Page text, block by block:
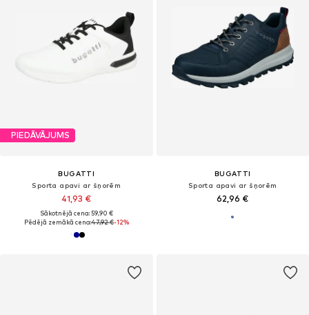
PIEDĀVĀJUMS
BUGATTI
Sporta apavi ar šņorēm
41,93 €
Sākotnējā cena: 59,90 €
Pēdējā zemākā cena:47,92 €-12%
BUGATTI
Sporta apavi ar šņorēm
62,96 €